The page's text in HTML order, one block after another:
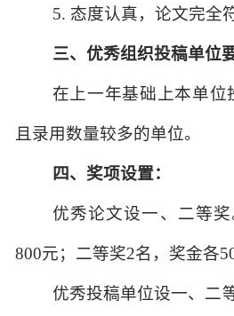
5. 态度认真，论文完全
三、优秀组织投稿单位
在上一年基础上本单位
且录用数量较多的单位。
四、奖项设置：
优秀论文设一、二等
800元；二等奖2名，奖金各
优秀投稿单位设一、二